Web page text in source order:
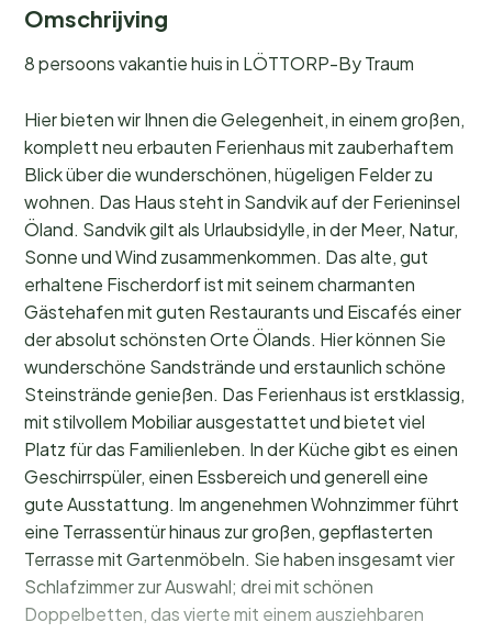
Omschrijving
8 persoons vakantie huis in LÖTTORP-By Traum
Hier bieten wir Ihnen die Gelegenheit, in einem großen,
komplett neu erbauten Ferienhaus mit zauberhaftem
Blick über die wunderschönen, hügeligen Felder zu
wohnen. Das Haus steht in Sandvik auf der Ferieninsel
Öland. Sandvik gilt als Urlaubsidylle, in der Meer, Natur,
Sonne und Wind zusammenkommen. Das alte, gut
erhaltene Fischerdorf ist mit seinem charmanten
Gästehafen mit guten Restaurants und Eiscafés einer
der absolut schönsten Orte Ölands. Hier können Sie
wunderschöne Sandstrände und erstaunlich schöne
Steinstrände genießen. Das Ferienhaus ist erstklassig,
mit stilvollem Mobiliar ausgestattet und bietet viel
Platz für das Familienleben. In der Küche gibt es einen
Geschirrspüler, einen Essbereich und generell eine
gute Ausstattung. Im angenehmen Wohnzimmer führt
eine Terrassentür hinaus zur großen, gepflasterten
Terrasse mit Gartenmöbeln. Sie haben insgesamt vier
Schlafzimmer zur Auswahl; drei mit schönen
Doppelbetten, das vierte mit einem ausziehbaren